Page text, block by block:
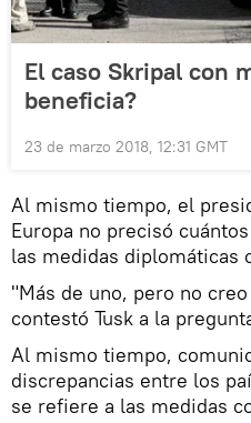
El caso Skripal con
beneficia?
23 de marzo 2018, 12:31 GMT
Al mismo tiempo, el
Europa no precisó
las medidas diplomáticas
"Más de uno, pero no
contestó Tusk a la
Al mismo tiempo,
discrepancias entre los
se refiere a las medidas